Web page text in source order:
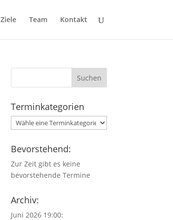
Ziele Team Kontakt
Terminkategorien
Bevorstehend:
Zur Zeit gibt es keine
bevorstehende Termine
Archiv:
Juni 2026 19:00: